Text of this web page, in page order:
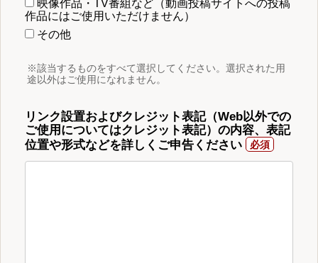
映像作品・TV番組など（動画投稿サイトへの投稿
作品にはご使用いただけません）
その他
※該当するものをすべて選択してください。選択された用
途以外はご使用になれません。
リンク設置およびクレジット表記（Web以外での
ご使用についてはクレジット表記）の内容、表記
位置や形式などを詳しくご申告ください